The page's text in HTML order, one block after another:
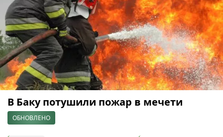
В Баку потушили пожар в мечети
ОБНОВЛЕНО